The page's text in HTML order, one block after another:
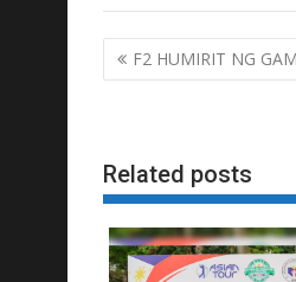
Post
navigation
F2 HUMIRIT NG
Related posts